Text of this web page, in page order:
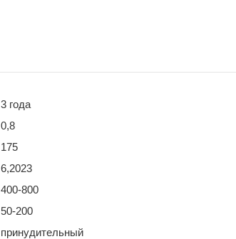
3 года
0,8
175
6,2023
400-800
50-200
принудительный